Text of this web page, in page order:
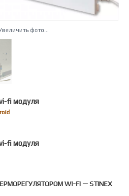
фото...
fi модуля
fi модуля
WI-FI — STINEX